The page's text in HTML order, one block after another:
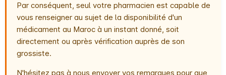
Par conséquent, seul votre pharmacien est capable de
vous renseigner au sujet de la disponibilité d'un
médicament au Maroc à un instant donné, soit
directement ou après vérification auprès de son
grossiste.
N'hésitez pas à nous envoyer vos remarques pour que